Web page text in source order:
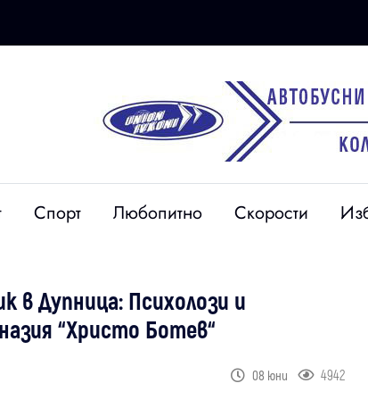
Спорт Любопитно Скорости
в Дупница: Психолози и
“Христо Ботев“
08 юни 4942